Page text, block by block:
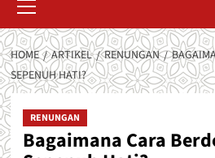
Menu
HOME ARTIKEL RENUNGAN
SEPENUH HATI?
RENUNGAN
Bagaimana Cara